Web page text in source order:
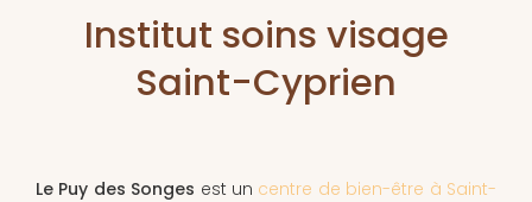
Institut soins visage
Saint-Cyprien
Le Puy des Songes est un centre de bien-être à Saint-